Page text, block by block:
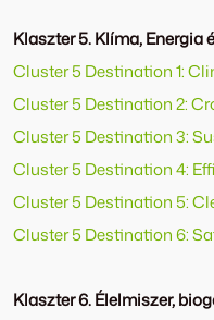
Klaszter 5. Klíma,
Cluster 5 Destination 1:
Cluster 5 Destination 2:
Cluster 5 Destination 3:
Cluster 5 Destination 4:
Cluster 5 Destination 5:
Cluster 5 Destination 6:
Klaszter 6. Élelmiszer,